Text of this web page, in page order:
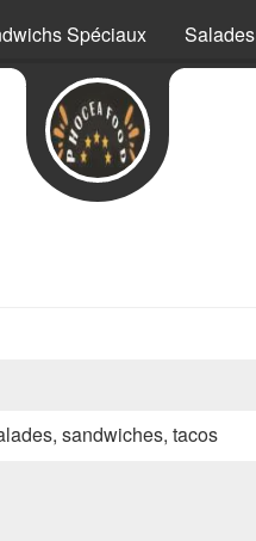
Spéciaux Salades
sandwiches, tacos